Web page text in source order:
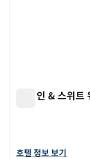
햄튼 인 & 스위
햄튼 인 & 스위트 워
호텔 정보 보기